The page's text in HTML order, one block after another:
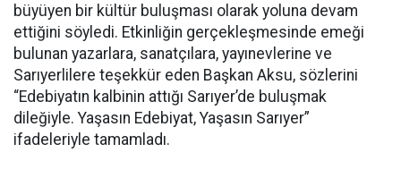
büyüyen bir kültür buluşması olarak yoluna devam
ettiğini söyledi. Etkinliğin gerçekleşmesinde emeği
bulunan yazarlara, sanatçılara, yayınevlerine ve
Sarıyerlilere teşekkür eden Başkan Aksu, sözlerini
“Edebiyatın kalbinin attığı Sarıyer’de buluşmak
dileğiyle. Yaşasın Edebiyat, Yaşasın Sarıyer”
ifadeleriyle tamamladı.